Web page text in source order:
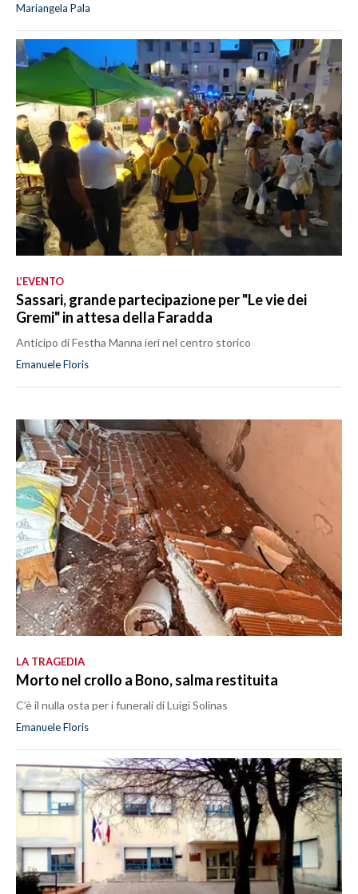
Mariangela Pala
L’EVENTO
Sassari, grande partecipazione per "Le vie dei
Gremi" in attesa della Faradda
Anticipo di Festha Manna ieri nel centro storico
Emanuele Floris
LA TRAGEDIA
Morto nel crollo a Bono, salma restituita
C’è il nulla osta per i funerali di Luigi Solinas
Emanuele Floris